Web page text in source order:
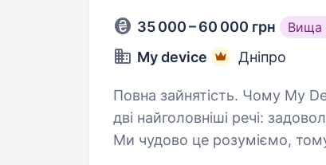
35 000 – 60 000 грн Вища
My device Дніпро
Повна зайнятість. Чому My Device? Хіба це не чудово, коли робота дає тобі
дві найголовніші речі:
Ми чудово це розуміємо,